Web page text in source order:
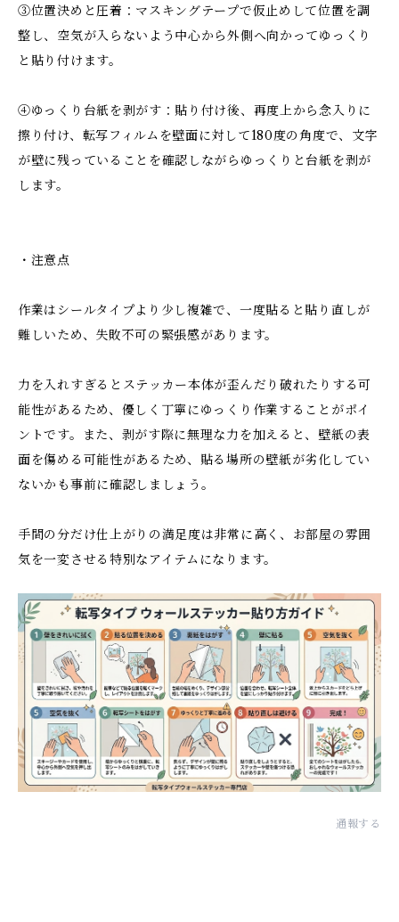
③位置決めと圧着：マスキングテープで仮止めして位置を調
整し、空気が入らないよう中心から外側へ向かってゆっくり
と貼り付けます。
④ゆっくり台紙を剥がす：貼り付け後、再度上から念入りに
擦り付け、転写フィルムを壁面に対して180度の角度で、文字
が壁に残っていることを確認しながらゆっくりと台紙を剥が
します。
・注意点
作業はシールタイプより少し複雑で、一度貼ると貼り直しが
難しいため、失敗不可の緊張感があります。
力を入れすぎるとステッカー本体が歪んだり破れたりする可
能性があるため、優しく丁寧にゆっくり作業することがポイ
ントです。また、剥がす際に無理な力を加えると、壁紙の表
面を傷める可能性があるため、貼る場所の壁紙が劣化してい
ないかも事前に確認しましょう。
手間の分だけ仕上がりの満足度は非常に高く、お部屋の雰囲
気を一変させる特別なアイテムになります。
通報する